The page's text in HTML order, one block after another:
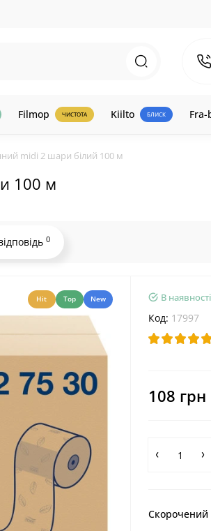
Filmop ЧИСТОТА Kiilto БЛИСК
midi 2 шари білий 100 м
100 м
0
Hit Top New В наявності
Код: 17997
108 грн
Скорочений